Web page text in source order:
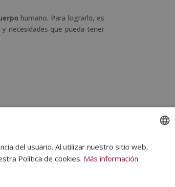
humano. Para lograrlo, es
necesidades que pueda tener
necesidades del individuo.
holística que te detallamos a
que pretenden acomodar y
SPANISH
del usuario. Al utilizar nuestro sitio web,
Política de cookies. Más información